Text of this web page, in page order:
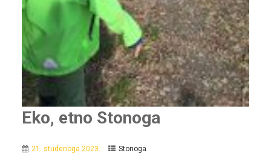
Eko, etno Stonoga
21. studenoga 2023. Stonoga